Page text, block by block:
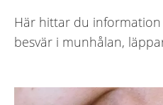
Här hittar du
besvär i munhålan,